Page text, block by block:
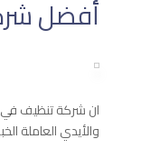
أفضل
ان شركة تنظيف في
والأيدي العاملة